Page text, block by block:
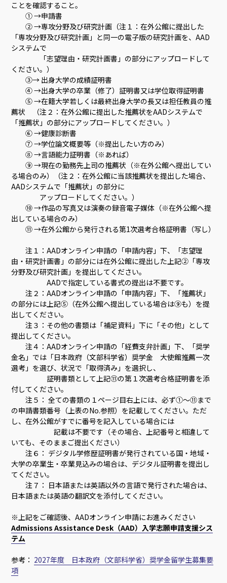
ことを確認すること。
① →申請書
② →専攻分野及び研究計画（注１：在外公館に提出した
「専攻分野及び研究計画」と同一の電子版の研究計画を、AAD
システムで
「志望理由・研究計画書」の部分にアップロードして
ください。）
③→ 出身大学の成績証明書
④ →出身大学の卒業（修了）証明書又は学位取得証明書
⑤ →在籍大学若しくは最終出身大学の長又は担任教員の推
薦状 （注２：在外公館に提出した推薦状をAADシステムで
「推薦状」の部分にアップロードしてください。）
⑥ →健康診断書
⑦ →学位論文概要等（※提出したい方のみ）
⑧ →言語能力証明書（※あれば）
⑨ →現在の勤務先上司の推薦状（※在外公館へ提出してい
る場合のみ）（注２：在外公館に当該推薦状を提出した場合、
AADシステムで「推薦状」の部分に
アップロードしてください。）
⑩ →作品の写真又は演奏の録音電子媒体（※在外公館へ提
出している場合のみ）
⑪ →在外公館から発行される第1次選考合格証明書（写し）
注１：AADオンライン申請の「申請内容」下、「志望理
由・研究計画書」の部分には在外公館に提出した上記②「専攻
分野及び研究計画」を提出してください。
AADで指定している書式の提出は不要です。
注２：AADオンライン申請の「申請内容」下、「推薦状」
の部分には上記⑤（在外公館へ提出している場合は⑨も）を提
出してください。
注３：その他の書類は「補足資料」下に「その他」として
提出してください。
注４：AADオンライン申請の「経費支弁計画」下、「奨学
金名」では「日本政府（文部科学省）奨学金 大使館推薦一次
選考」を選び、状況で「取得済み」を選択し、
証明書類として上記⑪の第１次選考合格証明書を添
付してください。
注５： 全ての書類の１ページ目右上には、必ず①～⑪まで
の申請書類番号（上表のNo.参照）を記載してください。ただ
し、在外公館がすでに番号を記入している場合には
記載は不要です（その場合、上記番号と相違して
いても、そのままご提出ください）
注６： デジタル学修歴証明書が発行されている国・地域・
大学の卒業生・卒業見込みの場合は、デジタル証明書を提出し
てください。
注７： 日本語または英語以外の言語で発行された場合は、
日本語または英語の翻訳文を添付してください。
※上記をご確認後、AADオンライン申請にお進みください
Admissions Assistance Desk（AAD）入学志願申請支援シス
テム
参考： 2027年度 日本政府（文部科学省）奨学金留学生募集要
項